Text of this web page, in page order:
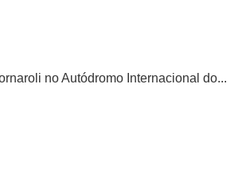
no Autódromo Internacional do...